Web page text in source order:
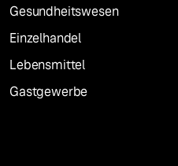
Gesundheitswesen
Einzelhandel
Lebensmittel
Gastgewerbe